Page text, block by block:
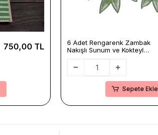
750,00 TL
6 Adet Rengarenk Zambak
Nakışlı Sunum ve Kokteyl
Peçetesi Seti 16x12cm
Sepete Ekle